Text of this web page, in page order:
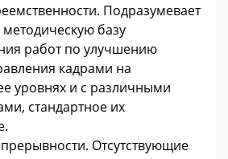
Подразумевает
базу
работ по улучшению
кадрами на
уровнях и с различными
стандартное их
Отсутствующие